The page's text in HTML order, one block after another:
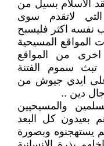
الاسلام بسيل من
لاتقدم سوى
نفسه اكثر فليسبح
المواقع المسيحية
اخرى من المواقع
تبث سموم الفتنة
ايدي جيوش من
دين ..
والمسيحيين
بعيدون كل البعد
يستهجنوه وبصورة